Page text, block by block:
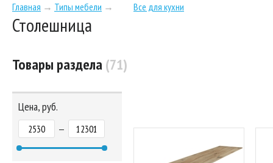
Главная → Типы мебели → Все для кухни
Столешница
Товары раздела(71)
Цена, руб.
—